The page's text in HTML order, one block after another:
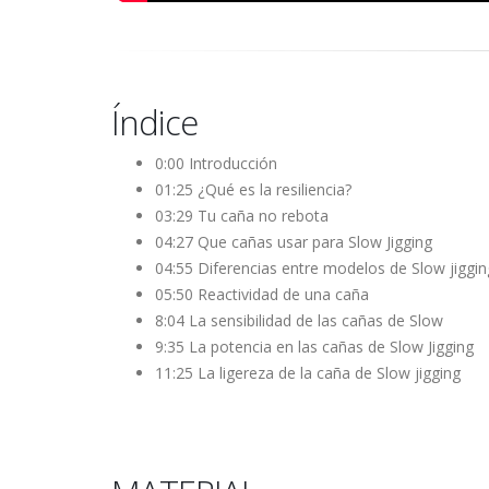
Índice
0:00 Introducción
01:25 ¿Qué es la resiliencia?
03:29 Tu caña no rebota
04:27 Que cañas usar para Slow Jigging
04:55 Diferencias entre modelos de Slow
05:50 Reactividad de una caña
8:04 La sensibilidad de las cañas de Slow
9:35 La potencia en las cañas de Slow Jigging
11:25 La ligereza de la caña de Slow jigging